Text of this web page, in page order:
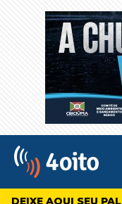
4oito
DEIXE AQUI SEU